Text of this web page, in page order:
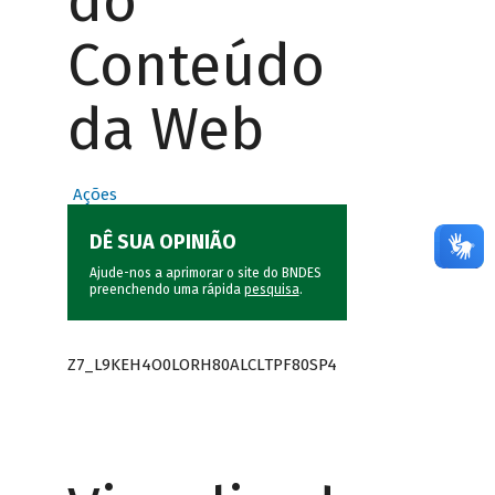
Conteúdo
da Web
Ações
DÊ SUA OPINIÃO
Ajude-nos a aprimorar o site do BNDES
preenchendo uma rápida pesquisa.
Z7_L9KEH4O0LORH80ALCLTPF80SP4